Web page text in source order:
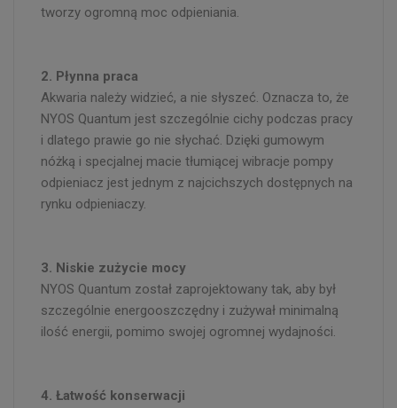
tworzy ogromną moc odpieniania.
2. Płynna praca
Akwaria należy widzieć, a nie słyszeć. Oznacza to, że
NYOS Quantum jest szczególnie cichy podczas pracy
i dlatego prawie go nie słychać. Dzięki gumowym
nóżką i specjalnej macie tłumiącej wibracje pompy
odpieniacz jest jednym z najcichszych dostępnych na
rynku odpieniaczy.
3. Niskie zużycie mocy
NYOS Quantum został zaprojektowany tak, aby był
szczególnie energooszczędny i zużywał minimalną
ilość energii, pomimo swojej ogromnej wydajności.
4. Łatwość konserwacji